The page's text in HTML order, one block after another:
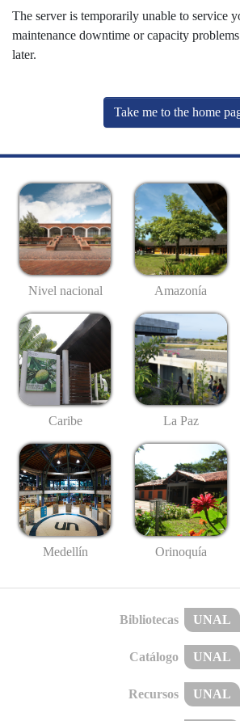
The server is temporarily unable to service
maintenance downtime or capacity
later.
Take me to the home
Nivel nacional Amazonía
Caribe La Paz
Medellín Orinoquía
Bibliotecas UNAL
Catálogo UNAL
Recursos UNAL